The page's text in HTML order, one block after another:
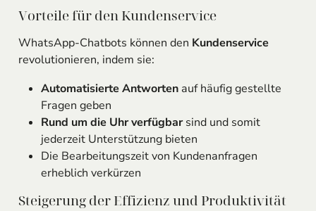
Vorteile für den Kundenservice
WhatsApp-Chatbots können den Kundenservice
revolutionieren, indem sie:
Automatisierte Antwortenauf häufig gestellte
Fragen geben
Rund um die Uhr verfügbarsind und somit
jederzeit Unterstützung bieten
Die Bearbeitungszeit von Kundenanfragen
erheblich verkürzen
Steigerung der Effizienz und Produktivität